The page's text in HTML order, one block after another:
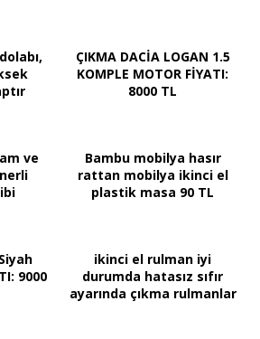
ÇIKMA DACİA LOGAN 1.5
KOMPLE MOTOR FİYATI:
8000 TL
ve
Bambu mobilya hasır
rattan mobilya ikinci el
plastik masa 90 TL
9000
ikinci el rulman iyi
durumda hatasız sıfır
ayarında çıkma rulmanlar